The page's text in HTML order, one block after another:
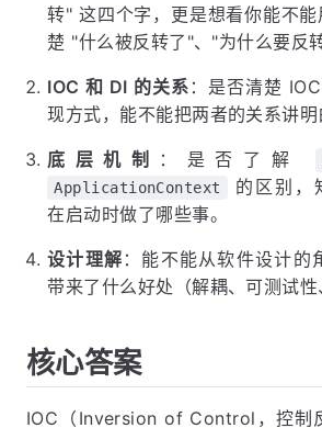
转" 这四个字，更是想看你能不
楚 "什么被反转了"、"为什么要反转
IOC 和 DI 的关系 ：是否清楚
现方式，能不能把两者的关系讲明
底层机制 ：是否了解
ApplicationContext
的区别，
在启动时做了哪些事。
设计理解 ：能不能从软件设计的
带来了什么好处（解耦、可测试性
核心答案
IOC（Inversion of Control，控制